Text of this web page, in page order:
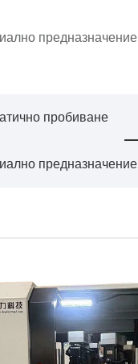
предназначение
пробиване
предназначение